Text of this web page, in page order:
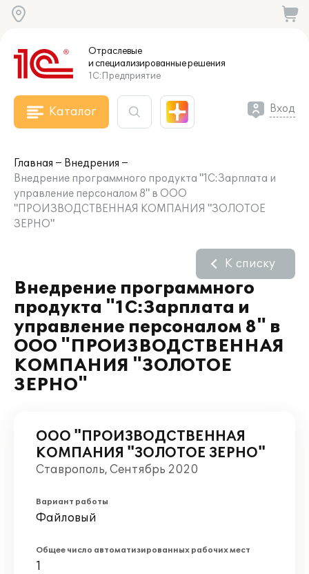
Отраслевые
и специализированныерешения
1С:Предприятие
Каталог Вход
Главная
Внедрения
Внедрение программного продукта "1С:Зарплата и
управление персоналом 8" в ООО
"ПРОИЗВОДСТВЕННАЯ КОМПАНИЯ "ЗОЛОТОЕ
ЗЕРНО"
Внедрение программного
продукта "1С:Зарплата и
управление персоналом 8" в
ООО "ПРОИЗВОДСТВЕННАЯ
КОМПАНИЯ "ЗОЛОТОЕ
ЗЕРНО"
К списку
ООО "ПРОИЗВОДСТВЕННАЯ
КОМПАНИЯ "ЗОЛОТОЕ ЗЕРНО"
Ставрополь, Сентябрь 2020
Вариант работы
Файловый
Общее число автоматизированных рабочих мест
1